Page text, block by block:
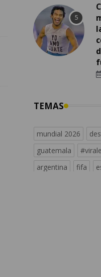
TEMAS
mundial 2026
guatemala
argentina
fifa